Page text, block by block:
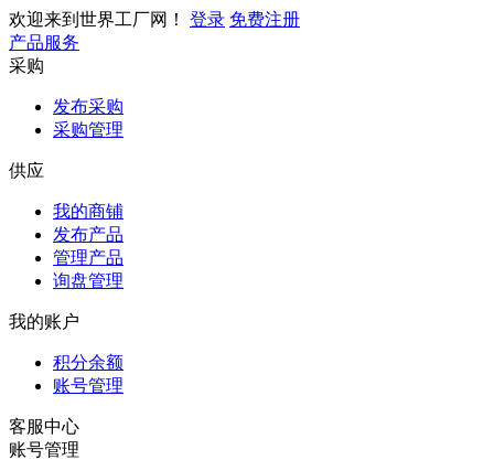
欢迎来到世界工厂网！ 登录 免费注册
产品服务
采购
发布采购
采购管理
供应
我的商铺
发布产品
管理产品
询盘管理
我的账户
积分余额
账号管理
客服中心
账号管理